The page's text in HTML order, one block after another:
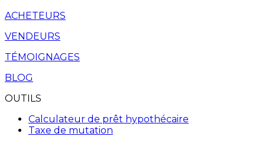
ACHETEURS
VENDEURS
TÉMOIGNAGES
BLOG
OUTILS
Calculateur de prêt hypothécaire
Taxe de mutation